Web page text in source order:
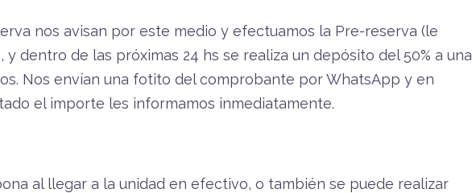
nos avisan por este medio y efectuamos la Pre-reserva (le
y dentro de las próximas 24 hs se realiza un depósito del 50% a una
Nos envían una fotito del comprobante por WhatsApp y en
el importe les informamos inmediatamente.
al llegar a la unidad en efectivo, o también se puede realizar